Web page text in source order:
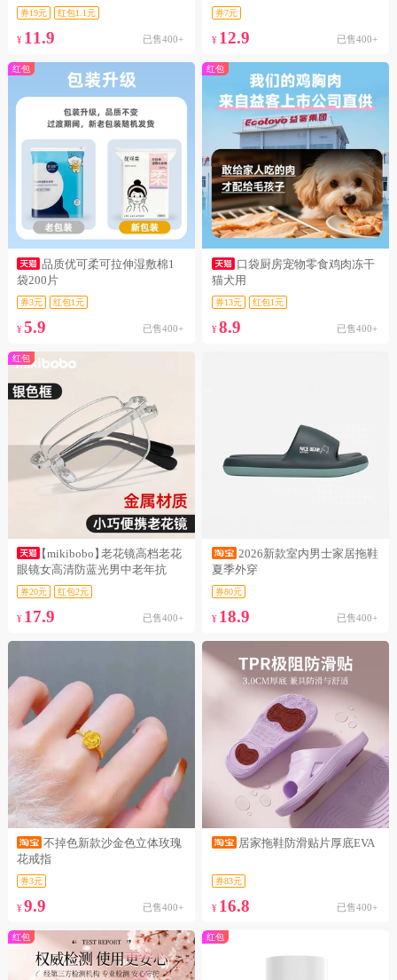
券19元 红包1.1元
¥ 11.9 已售400+
券7元
¥ 12.9 已售400+
红包
品质优可柔可拉伸湿敷棉1
袋200片
券3元 红包1元
¥ 5.9 已售400+
红包
口袋厨房宠物零食鸡肉冻干
猫犬用
券13元 红包1元
¥8.9 已售400+
红包
【mikibobo】老花镜高档老花
眼镜女高清防蓝光男中老年抗
券20元 红包2元
¥ 17.9 已售400+
2026新款室内男士家居拖鞋
夏季外穿
券80元
¥ 18.9 已售400+
不掉色新款沙金色立体玫瑰
花戒指
券3元
¥ 9.9 已售400+
居家拖鞋防滑贴片厚底EVA
券83元
¥ 16.8 已售400+
红包 红包